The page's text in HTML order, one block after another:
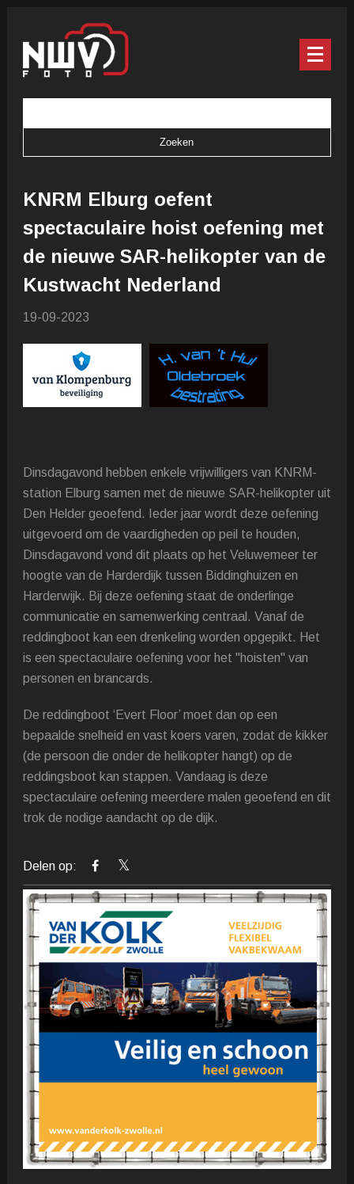
KNRM Elburg oefent
spectaculaire hoist oefening met
de nieuwe SAR-helikopter van de
Kustwacht Nederland
19-09-2023
Dinsdagavond hebben enkele vrijwilligers van KNRM-
station Elburg samen met de nieuwe SAR-helikopter uit
Den Helder geoefend. Ieder jaar wordt deze oefening
uitgevoerd om de vaardigheden op peil te houden,
Dinsdagavond vond dit plaats op het Veluwemeer ter
hoogte van de Harderdijk tussen Biddinghuizen en
Harderwijk. Bij deze oefening staat de onderlinge
communicatie en samenwerking centraal. Vanaf de
reddingboot kan een drenkeling worden opgepikt. Het
is een spectaculaire oefening voor het "hoisten" van
personen en brancards.
De reddingboot ‘Evert Floor’ moet dan op een
bepaalde snelheid en vast koers varen, zodat de kikker
(de persoon die onder de helikopter hangt) op de
reddingsboot kan stappen. Vandaag is deze
spectaculaire oefening meerdere malen geoefend en dit
trok de nodige aandacht op de dijk.
Delen op: